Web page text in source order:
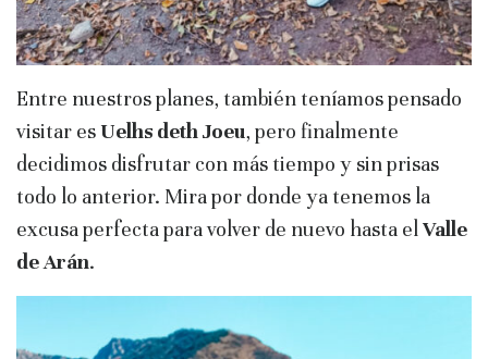
Entre nuestros planes, también teníamos pensado
visitar es Uelhs deth Joeu, pero finalmente
decidimos disfrutar con más tiempo y sin prisas
todo lo anterior. Mira por donde ya tenemos la
excusa perfecta para volver de nuevo hasta elValle
de Arán.